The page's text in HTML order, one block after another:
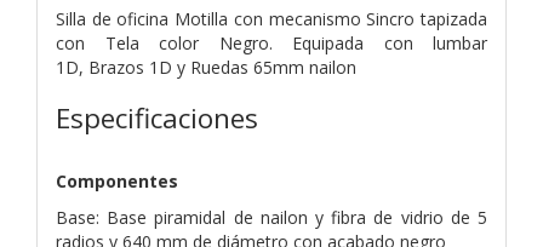
Silla de oficina Motilla con mecanismo Sincro tapizada
con Tela color Negro. Equipada con lumbar
1D, Brazos 1D y Ruedas 65mm nailon
Especificaciones
Componentes
Base: Base piramidal de nailon y fibra de vidrio de 5
radios y 640 mm de diámetro con acabado negro